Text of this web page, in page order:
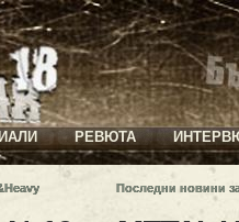
РЕВЮТА
Последни новини